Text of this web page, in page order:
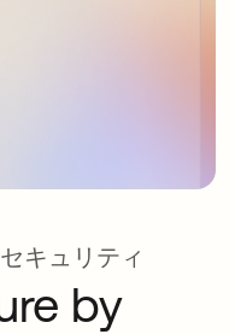
キュリティ
by